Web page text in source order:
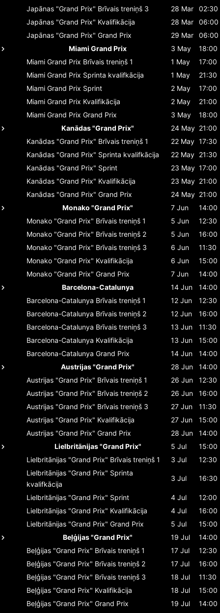
Japānas "Grand Prix" Brīvais treniņš 3 28 Mar
02:30
Japānas "Grand Prix" Kvalifikācija 28 Mar
06:00
Japānas "Grand Prix" Grand Prix 29 Mar
06:00
Miami Grand Prix
3 May
18:00
Miami Grand Prix Brīvais treniņš 1 1 May
17:00
Miami Grand Prix Sprinta kvalifkācija 1 May
21:30
Miami Grand Prix Sprint 2 May
17:00
Miami Grand Prix Kvalifikācija 2 May
21:00
Miami Grand Prix Grand Prix 3 May
18:00
Kanādas "Grand Prix"
24 May 21:00
Kanādas "Grand Prix" Brīvais treniņš 1 22 May 17:30
Kanādas "Grand Prix" Sprinta kvalifkācija 22 May 21:30
Kanādas "Grand Prix" Sprint 23 May 17:00
Kanādas "Grand Prix" Kvalifikācija 23 May 21:00
Kanādas "Grand Prix" Grand Prix 24 May 21:00
Monako "Grand Prix"
7 Jun
14:00
Monako "Grand Prix" Brīvais treniņš 1 5 Jun
12:30
Monako "Grand Prix" Brīvais treniņš 2 5 Jun
16:00
Monako "Grand Prix" Brīvais treniņš 3 6 Jun
11:30
Monako "Grand Prix" Kvalifikācija 6 Jun
15:00
Monako "Grand Prix" Grand Prix 7 Jun
14:00
Barcelona-Catalunya
14 Jun
14:00
Barcelona-Catalunya Brīvais treniņš 1 12 Jun
12:30
Barcelona-Catalunya Brīvais treniņš 2 12 Jun
16:00
Barcelona-Catalunya Brīvais treniņš 3 13 Jun
11:30
Barcelona-Catalunya Kvalifikācija 13 Jun
15:00
Barcelona-Catalunya Grand Prix 14 Jun
14:00
Austrijas "Grand Prix"
28 Jun
14:00
Austrijas "Grand Prix" Brīvais treniņš 1 26 Jun
12:30
Austrijas "Grand Prix" Brīvais treniņš 2 26 Jun
16:00
Austrijas "Grand Prix" Brīvais treniņš 3 27 Jun
11:30
Austrijas "Grand Prix" Kvalifikācija 27 Jun
15:00
Austrijas "Grand Prix" Grand Prix 28 Jun
14:00
Lielbritānijas "Grand Prix"
5 Jul
15:00
Lielbritānijas "Grand Prix" Brīvais treniņš 1 3 Jul
12:30
Lielbritānijas "Grand Prix" Sprinta
kvalifkācija
3 Jul 16:30
Lielbritānijas "Grand Prix" Sprint 4 Jul
12:00
Lielbritānijas "Grand Prix" Kvalifikācija 4 Jul
16:00
Lielbritānijas "Grand Prix" Grand Prix 5 Jul
15:00
Beļģijas "Grand Prix"
19 Jul
14:00
Beļģijas "Grand Prix" Brīvais treniņš 1 17 Jul
12:30
Beļģijas "Grand Prix" Brīvais treniņš 2 17 Jul
16:00
Beļģijas "Grand Prix" Brīvais treniņš 3 18 Jul
11:30
Beļģijas "Grand Prix" Kvalifikācija 18 Jul
15:00
Beļģijas "Grand Prix" Grand Prix 19 Jul
14:00